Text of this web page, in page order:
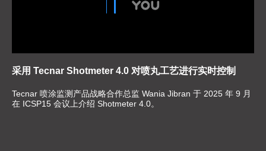
采用 Tecnar Shotmeter 4.0 对喷丸工艺进行实时控制
Tecnar 喷涂监测产品战略合作总监 Wania Jibran 于 2025 年 9 月
在 ICSP15 会议上介绍 Shotmeter 4.0。